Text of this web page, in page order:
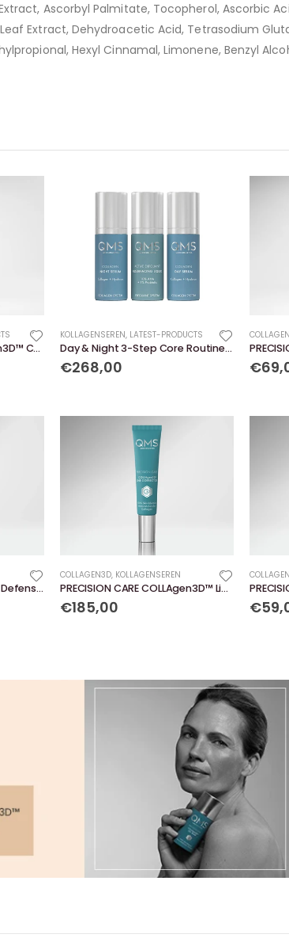
Ascorbyl Palmitate, Tocopherol, Ascorbic
Extract, Dehydroacetic Acid, Tetrasodium
Hexyl Cinnamal, Limonene, Benzyl
PRECISION CARE COLLAgen3D™ Cream
KOLLAGENSEREN, LATEST-PRODUCTS
Day & Night 3-Step Core Routine Set Strong
€268,00
EPIGEN PROTECT Pollution Defense Mist
COLLAGEN3D, KOLLAGENSEREN
PRECISION CARE COLLAgen3D™ Line Corrector
€185,00